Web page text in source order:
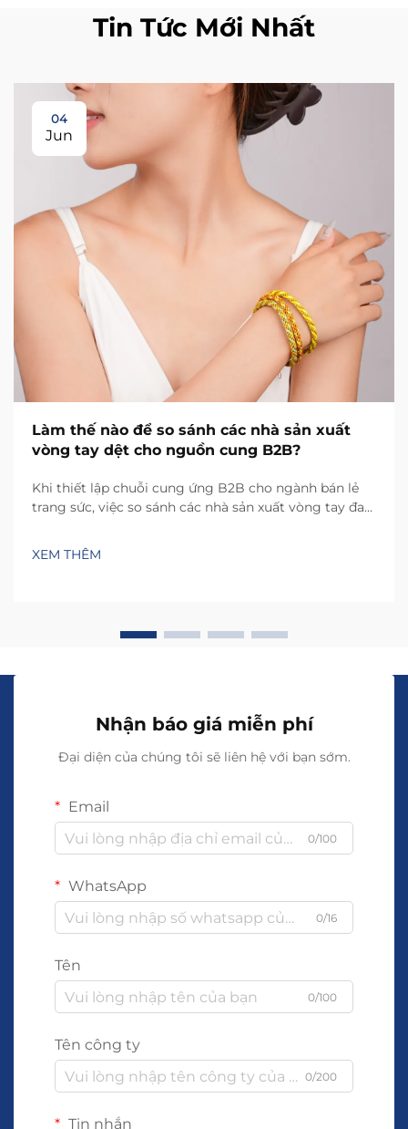
Tin Tức Mới Nhất
04
Jun
Làm thế nào để so sánh các nhà sản xuất
vòng tay dệt cho nguồn cung B2B?
Khi thiết lập chuỗi cung ứng B2B cho ngành bán lẻ
trang sức, việc so sánh các nhà sản xuất vòng tay đan
bằng giữa chất lượng, khả năng mở rộng và tính khả
thi thương mại. Đặc tính thủ công của quy trình sản
XEM THÊM
Nhận báo giá miễn phí
Đại diện của chúng tôi sẽ liên hệ với bạn sớm.
Email
0/100
WhatsApp
0/16
Tên
0/100
Tên công ty
0/200
Tin nhắn